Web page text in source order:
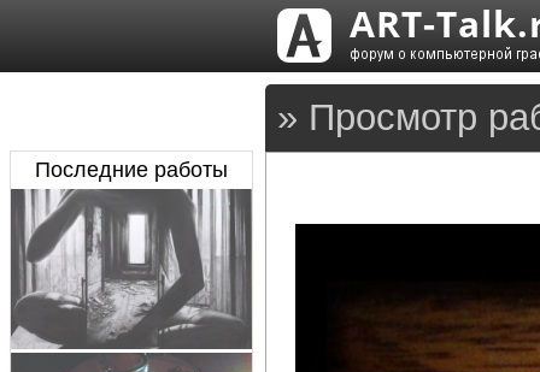
» Просмотр
Последние работы